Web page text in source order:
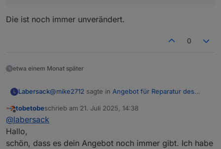
von diesem Problem betroffen, da ist wohl was
Adresse sollte ich noch per Privat Chat haben wenn
Vorab schon mal vielen Dank, ich hoffe Deine
Die ist noch immer unverändert.
0
etwa einem Monat später
L Labersack@mike2712 sagte in Angebot für Reparatur des
Offline
tobetobeschrieb am 21. Juli 2025, 14:38
zuletzt editiert von
@labersack
Hallo,
schön, dass es dein Angebot noch immer gibt. Ich habe